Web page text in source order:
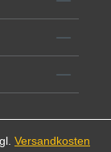
Versandkosten